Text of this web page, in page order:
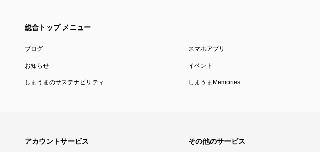
総合トップ メニュー
ブログ スマホアプリ
お知らせ イベント
しまうまのサステナビリティ しまうまMemories
アカウントサービス その他のサービス